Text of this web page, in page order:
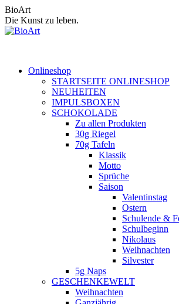
Zum
Inhalt
springen
BioArt
Die Kunst zu leben.
Onlineshop
STARTSEITE ONLINESHOP
NEUHEITEN
IMPULSBOXEN
SCHOKOLADE
Zu allen Produkten
30g Riegel
70g Tafeln
Klassik
Motto
Sprüche
Saison
Valentinstag
Ostern
Schulende &
Schulbeginn
Nikolaus
Weihnachten
Silvester
5g Naps
GESCHENKEWELT
Weihnachten